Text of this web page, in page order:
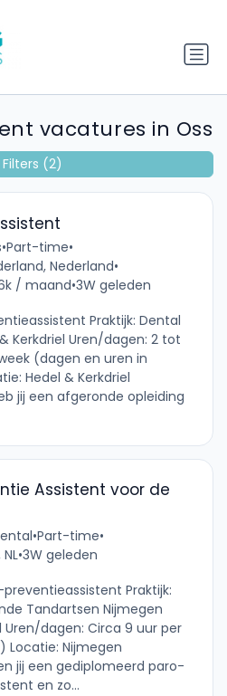
vacatures in Oss
•Part-time•
Nederland•
/ maand•3W geleden
Praktijk: Dental
Kerkdriel Uren/dagen: 2 tot
(dagen en uren in
Hedel & Kerkdriel
jij een afgeronde opleiding
Assistent voor de
•Part-time•
•3W geleden
Praktijk:
Tandartsen Nijmegen
Uren/dagen: Circa 9 uur per
Locatie: Nijmegen
jij een gediplomeerd paro-
en zo...
Filters (2)